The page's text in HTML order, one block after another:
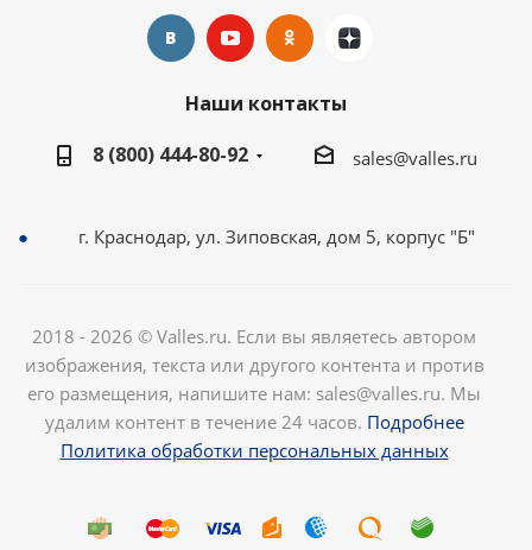
Наши контакты
8 (800) 444-80-92
sales@valles.ru
г. Краснодар, ул. Зиповская, дом 5, корпус "Б"
2018 - 2026 © Valles.ru. Если вы являетесь автором
изображения, текста или другого контента и против
его размещения, напишите нам: sales@valles.ru. Мы
удалим контент в течение 24 часов. Подробнее
Политика обработки персональных данных